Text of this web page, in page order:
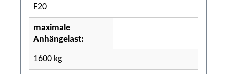
F20
maximale
Anhängelast:
1600 kg